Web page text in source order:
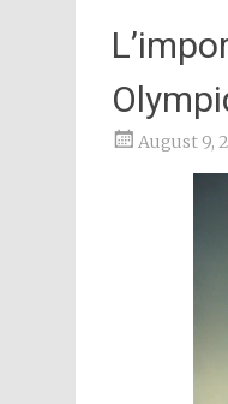
August 9,